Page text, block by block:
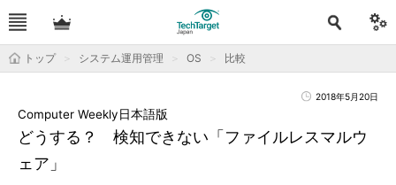
トップ システム運用管理 OS 比較
2018年5月20日
どうする？ 検知できない「ファイルレスマルウ
ェア」
Computer Weekly日本語版